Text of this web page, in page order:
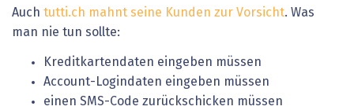
Auch tutti.ch mahnt seine Kunden zur Vorsicht. Was
man nie tun sollte:
Kreditkartendaten eingeben müssen
Account-Logindaten eingeben müssen
einen SMS-Code zurückschicken müssen